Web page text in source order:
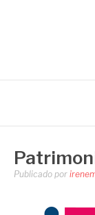
Publicado por